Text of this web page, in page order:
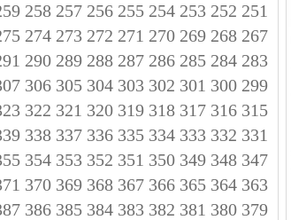
251
252
253
254
255
256
257
258
267
268
269
270
271
272
273
274
283
284
285
286
287
288
289
290
299
300
301
302
303
304
305
306
315
316
317
318
319
320
321
322
331
332
333
334
335
336
337
338
347
348
349
350
351
352
353
354
363
364
365
366
367
368
369
370
379
380
381
382
383
384
385
386